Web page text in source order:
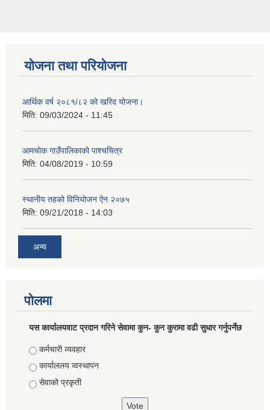
योजना तथा परियोजना
आर्थिक वर्ष २०८१/८२ को खरिद योजना।
मिति: 09/03/2024 - 11:45
आमचोक गाउँपालिकाको पाश्चचित्र
मिति: 04/08/2019 - 10:59
स्थानीय तहको विनियोजन ऐन २०७५
मिति: 09/21/2018 - 14:03
अन्य
पोलमा
यस कार्यालयवाट प्रदान गरिने सेवामा कुन- कुन कुरामा वढी सुधार गर्नुपर्नेछ
Choices
कर्मचारी व्यवहार
कार्याललय व्वस्थापन
सेवाको प्रकृती